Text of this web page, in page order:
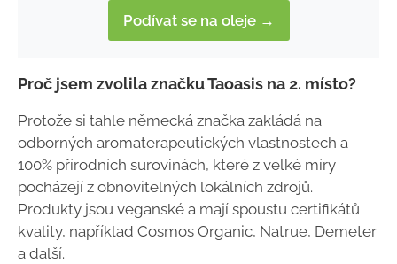
Podívat se na oleje →
Proč jsem zvolila značku Taoasis na 2. místo?
Protože si tahle německá značka zakládá na
odborných aromaterapeutických vlastnostech a
100% přírodních surovinách, které z velké míry
pocházejí z obnovitelných lokálních zdrojů.
Produkty jsou veganské a mají spoustu certifikátů
kvality, například Cosmos Organic, Natrue, Demeter
a další.